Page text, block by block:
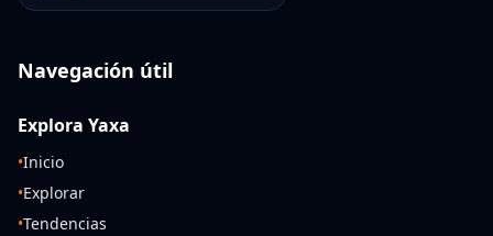
Navegación útil
Explora Yaxa
•Inicio
•Explorar
•Tendencias